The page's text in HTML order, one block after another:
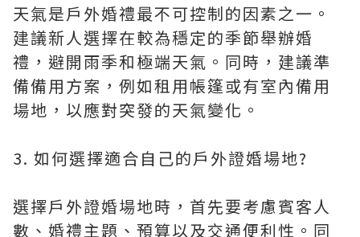
天氣是戶外婚禮最不可控制的因素之一。
建議新人選擇在較為穩定的季節舉辦婚
禮，避開雨季和極端天氣。同時，建議準
備備用方案，例如租用帳篷或有室內備用
場地，以應對突發的天氣變化。
3. 如何選擇適合自己的戶外證婚場地?
選擇戶外證婚場地時，首先要考慮賓客人
數、婚禮主題、預算以及交通便利性。同